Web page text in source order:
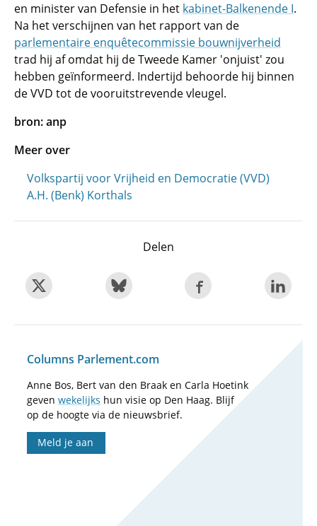
en minister van Defensie in het kabinet-Balkenende I.
Na het verschijnen van het rapport van de
parlementaire enquêtecommissie bouwnijverheid
trad hij af omdat hij de Tweede Kamer 'onjuist' zou
hebben geïnformeerd. Indertijd behoorde hij binnen
de VVD tot de vooruitstrevende vleugel.
bron: anp
Meer over
Volkspartij voor Vrijheid en Democratie (VVD)
A.H. (Benk) Korthals
Delen
Columns Parlement.com
Anne Bos, Bert van den Braak en Carla Hoetink
geven wekelijks hun visie op Den Haag. Blijf
op de hoogte via de nieuwsbrief.
Meld je aan